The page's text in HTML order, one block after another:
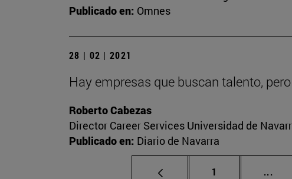
Publicado en: Omnes
28 | 02 | 2021
Hay empresas que buscan talento,
Roberto Cabezas
Director Career Services Universidad de
Publicado en: Diario de Navarra
Página
1 ...